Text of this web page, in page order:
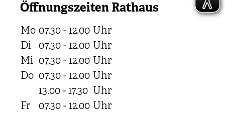
Öffnungszeiten Rathaus
Mo 07.30 - 12.00 Uhr
Di
07.30 - 12.00 Uhr
Mi 07.30 - 12.00 Uhr
Do 07.30 - 12.00 Uhr
13.00 - 17.30 Uhr
Fr
07.30 - 12.00 Uhr